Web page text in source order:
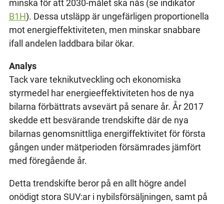
minska för att 2030-målet ska nås (se indikator
B1H). Dessa utsläpp är ungefärligen proportionella
mot energieffektiviteten, men minskar snabbare
ifall andelen laddbara bilar ökar.
Analys
Tack vare teknikutveckling och ekonomiska
styrmedel har energieeffektiviteten hos de nya
bilarna förbättrats avsevärt på senare år. År 2017
skedde ett besvärande trendskifte där de nya
bilarnas genomsnittliga energiffektivitet för första
gången under mätperioden försämrades jämfört
med föregående år.
Detta trendskifte beror på en allt högre andel
onödigt stora SUV:ar i nybilsförsäljningen, samt på